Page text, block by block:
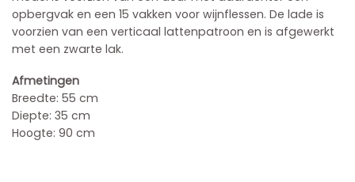
opbergvak en een 15 vakken voor wijnflessen. De lade is
voorzien van een verticaal lattenpatroon en is afgewerkt
met een zwarte lak.
Afmetingen
Breedte: 55 cm
Diepte: 35 cm
Hoogte: 90 cm